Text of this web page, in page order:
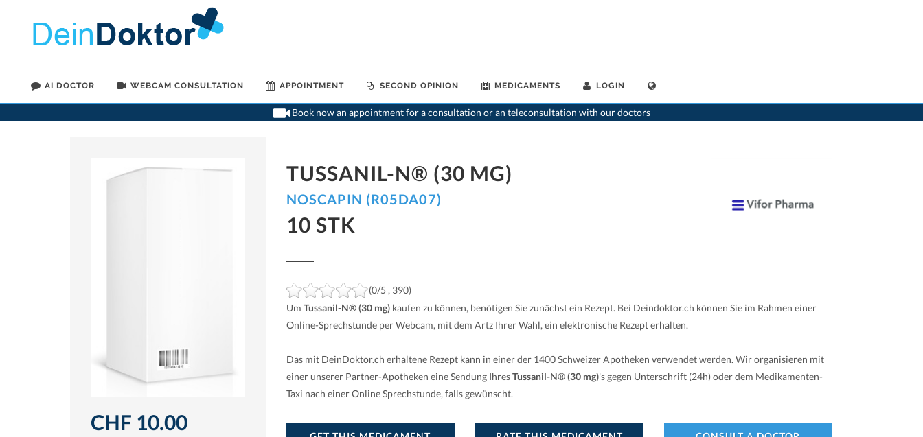
AI DOCTOR WEBCAM CONSULTATION APPOINTMENT SECOND OPINION MEDICAMENTS LOGIN
Book now an appointment for a consultation or an teleconsultation with our doctors
>Home>medikamente-online>Tussanil-N® (30 mg) Vifor Consumer Health SA 7680240240409
CHF 10.00
TUSSANIL-N® (30 MG)
NOSCAPIN (R05DA07)
10 STK
(0/5 , 390)
Um Tussanil-N® (30 mg) kaufen zu können, benötigen Sie zunächst ein Rezept. Bei Deindoktor.ch können Sie im Rahmen einer
Online-Sprechstunde per Webcam, mit dem Artz Ihrer Wahl, ein elektronische Rezept erhalten.
Das mit DeinDoktor.ch erhaltene Rezept kann in einer der 1400 Schweizer Apotheken verwendet werden. Wir organisieren mit
einer unserer Partner-Apotheken eine Sendung IhresTussanil-N® (30 mg)'s gegen Unterschrift (24h) oder dem Medikamenten-
Taxi nach einer Online Sprechstunde, falls gewünscht.